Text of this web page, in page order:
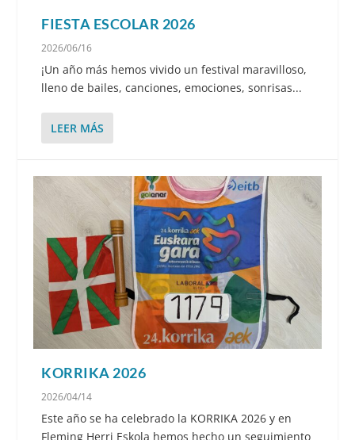
FIESTA ESCOLAR 2026
2026/06/16
¡Un año más hemos vivido un festival maravilloso,
lleno de bailes, canciones, emociones, sonrisas...
LEER MÁS
KORRIKA 2026
2026/04/14
Este año se ha celebrado la KORRIKA 2026 y en
Fleming Herri Eskola hemos hecho un seguimiento